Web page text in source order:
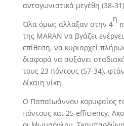
ανταγωνιστικά μεγέθη (38-
Όλα όμως άλλαξαν στην 4
η
της MARAN να βγάζει
επίθεση, να κυριαρχεί
διαφορά να αυξάνει
τους 23 πόντους (57-34),
δίκαιη νίκη.
Ο Παπαϊωάννου κορυφαίος
πόντους και 25 efficiency.